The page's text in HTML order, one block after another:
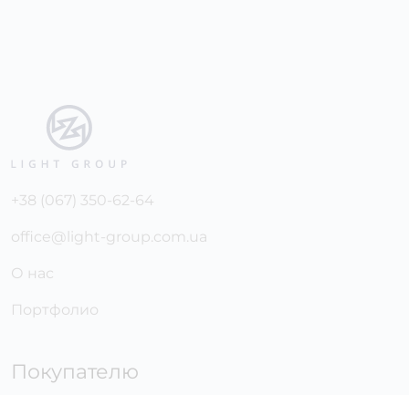
+38 (067) 350-62-64
office@light-group.com.ua
О нас
Портфолио
Покупателю